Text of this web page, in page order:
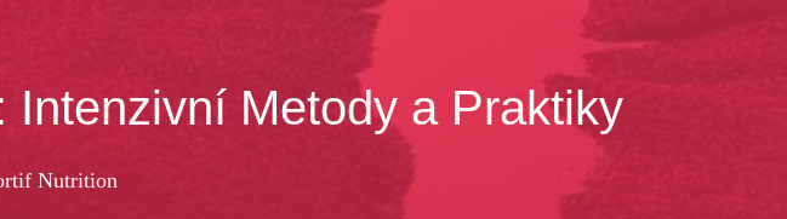
Metody a Praktiky
Nutrition